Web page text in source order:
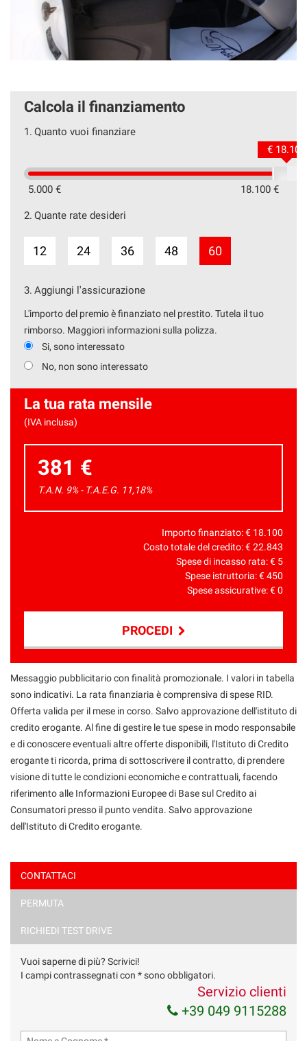
Calcola il finanziamento
1. Quanto vuoi finanziare
5.000 € 18.100 €
€ 18.100
2. Quante rate desideri
12 24 36 48 60
3. Aggiungi l'assicurazione
L'importo del premio è finanziato nel prestito. Tutela il tuo
rimborso. Maggiori informazioni sulla polizza.
Si, sono interessato
No, non sono interessato
La tua rata mensile
(IVA inclusa)
381 €
T.A.N. 9% - T.A.E.G. 11,18%
Importo finanziato: € 18.100
Costo totale del credito: €22.843
Spese di incasso rata: € 5
Spese istruttoria: €450
Spese assicurative: €0
PROCEDI
Contattaci
Ho letto e accetto
marketing
Invia la tua richiesta
Messaggio pubblicitario con finalità promozionale. I valori in tabella
sono indicativi. La rata finanziaria è comprensiva di spese RID.
Offerta valida per il mese in corso. Salvo approvazione dell'istituto di
credito erogante. Al fine di gestire le tue spese in modo responsabile
e di conoscere eventuali altre offerte disponibili, l'Istituto di Credito
erogante ti ricorda, prima di sottoscrivere il contratto, di prendere
visione di tutte le condizioni economiche e contrattuali, facendo
riferimento alle Informazioni Europee di Base sul Credito ai
Consumatori presso il punto vendita. Salvo approvazione
dell'Istituto di Credito erogante.
CONTATTACI
PERMUTA
RICHIEDI TEST DRIVE
Vuoi saperne di più? Scrivici!
I campi contrassegnati con * sono obbligatori.
Servizio clienti
+39 049 9115288